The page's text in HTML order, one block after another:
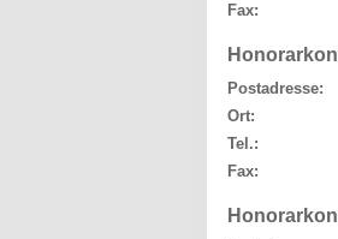
Fax:
Postadresse:
Ort:
Tel.:
Fax: